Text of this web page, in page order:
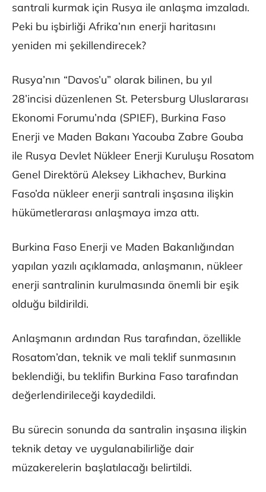
santrali kurmak için Rusya ile anlaşma imzaladı.
Peki bu işbirliği Afrika’nın enerji haritasını
yeniden mi şekillendirecek?
Rusya’nın “Davos’u” olarak bilinen, bu yıl
28’incisi düzenlenen St. Petersburg Uluslararası
Ekonomi Forumu’nda (SPIEF), Burkina Faso
Enerji ve Maden Bakanı Yacouba Zabre Gouba
ile Rusya Devlet Nükleer Enerji Kuruluşu Rosatom
Genel Direktörü Aleksey Likhachev, Burkina
Faso’da nükleer enerji santrali inşasına ilişkin
hükümetlerarası anlaşmaya imza attı.
Burkina Faso Enerji ve Maden Bakanlığından
yapılan yazılı açıklamada, anlaşmanın, nükleer
enerji santralinin kurulmasında önemli bir eşik
olduğu bildirildi.
Anlaşmanın ardından Rus tarafından, özellikle
Rosatom’dan, teknik ve mali teklif sunmasının
beklendiği, bu teklifin Burkina Faso tarafından
değerlendirileceği kaydedildi.
Bu sürecin sonunda da santralin inşasına ilişkin
teknik detay ve uygulanabilirliğe dair
müzakerelerin başlatılacağı belirtildi.